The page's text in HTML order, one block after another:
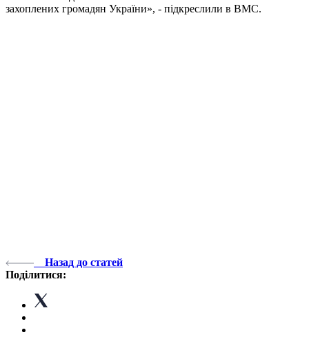
захоплених громадян України», - підкреслили в ВМС.
Назад до статей
Поділитися: